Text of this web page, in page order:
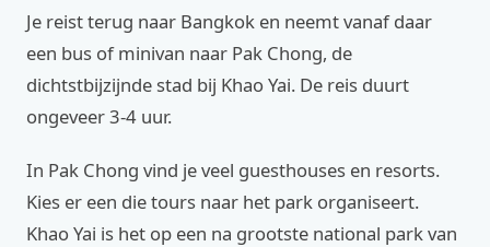
Je reist terug naar Bangkok en neemt vanaf daar
een bus of minivan naar Pak Chong, de
dichtstbijzijnde stad bij Khao Yai. De reis duurt
ongeveer 3-4 uur.
In Pak Chong vind je veel guesthouses en resorts.
Kies er een die tours naar het park organiseert.
Khao Yai is het op een na grootste national park van